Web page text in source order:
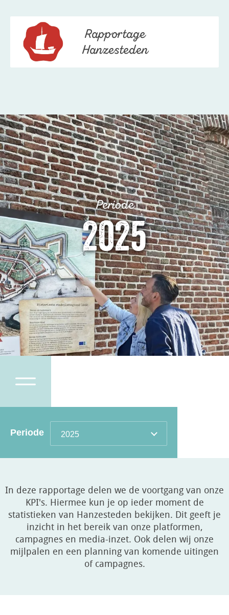
Rapportage
Hanzesteden
Periode
2025
Periode
In deze rapportage delen we de voortgang van onze
KPI's. Hiermee kun je op ieder moment de
statistieken van Hanzesteden bekijken. Dit geeft je
inzicht in het bereik van onze platformen,
campagnes en media-inzet. Ook delen wij onze
mijlpalen en een planning van komende uitingen
of campagnes.